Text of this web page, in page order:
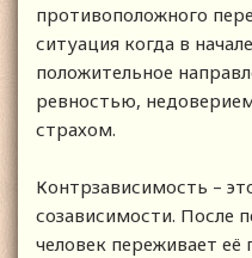
противоположного
ситуация когда в
положительное
ревностью,
страхом.
Контрзависимость –
созависимости. После
человек переживает